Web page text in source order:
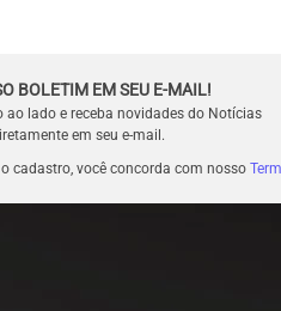
BOLETIM EM SEU E-MAIL!
ao lado e receba novidades do Notícias
em seu e-mail.
cadastro, você concorda com nosso